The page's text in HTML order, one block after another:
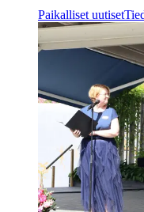
Paikalliset uutiset